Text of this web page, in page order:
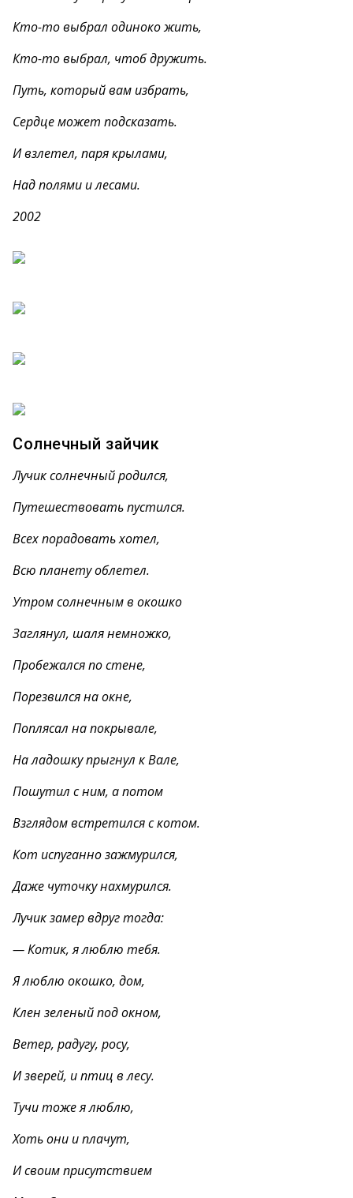
Кто-то выбрал одиноко жить,
Кто-то выбрал, чтоб дружить.
Путь, который вам избрать,
Сердце может подсказать.
И взлетел, паря крылами,
Над полями и лесами.
2002
Солнечный зайчик
Лучик солнечный родился,
Путешествовать пустился.
Всех порадовать хотел,
Всю планету облетел.
Утром солнечным в окошко
Заглянул, шаля немножко,
Пробежался по стене,
Порезвился на окне,
Поплясал на покрывале,
На ладошку прыгнул к Вале,
Пошутил с ним, а потом
Взглядом встретился с котом.
Кот испуганно зажмурился,
Даже чуточку нахмурился.
Лучик замер вдруг тогда:
— Котик, я люблю тебя.
Я люблю окошко, дом,
Клен зеленый под окном,
Ветер, радугу, росу,
И зверей, и птиц в лесу.
Тучи тоже я люблю,
Хоть они и плачут,
И своим присутствием